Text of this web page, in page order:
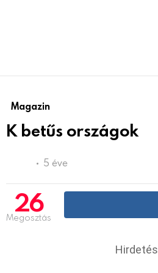
Magazin
K betűs országok
5 éve
26
Megosztás
Hirdetés